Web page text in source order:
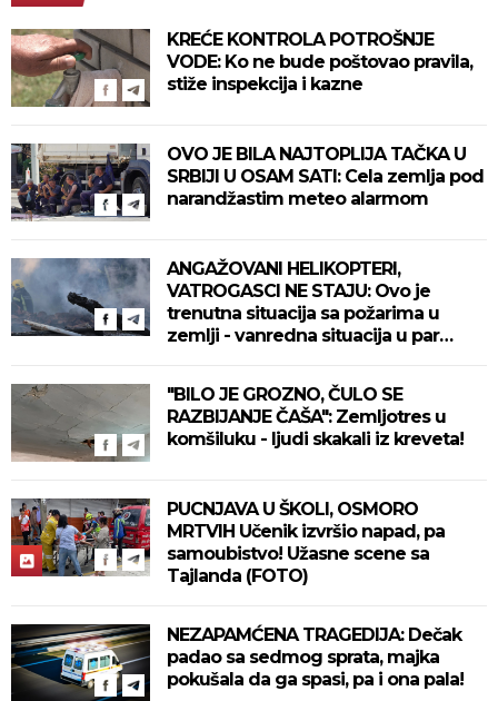
KREĆE KONTROLA POTROŠNJE
VODE: Ko ne bude poštovao pravila,
stiže inspekcija i kazne
OVO JE BILA NAJTOPLIJA TAČKA U
SRBIJI U OSAM SATI: Cela zemlja pod
narandžastim meteo alarmom
ANGAŽOVANI HELIKOPTERI,
VATROGASCI NE STAJU: Ovo je
trenutna situacija sa požarima u
zemlji - vanredna situacija u par
"BILO JE GROZNO, ČULO SE
RAZBIJANJE ČAŠA": Zemljotres u
komšiluku - ljudi skakali iz kreveta!
PUCNJAVA U ŠKOLI, OSMORO
MRTVIH Učenik izvršio napad, pa
samoubistvo! Užasne scene sa
Tajlanda (FOTO)
NEZAPAMĆENA TRAGEDIJA: Dečak
padao sa sedmog sprata, majka
pokušala da ga spasi, pa i ona pala!